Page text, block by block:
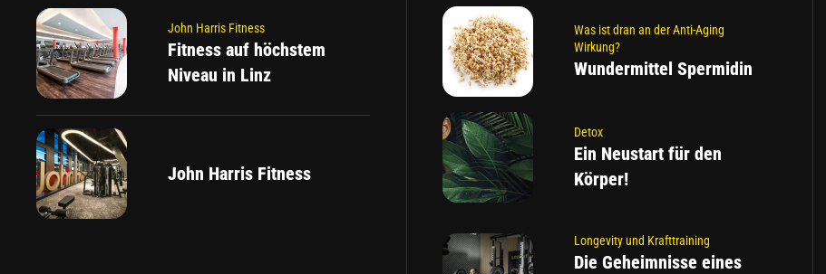
John Harris Fitness
Fitness auf höchstem
Niveau in Linz
John Harris Fitness
Was ist dran an der Anti-Aging
Wirkung?
Wundermittel Spermidin
Detox
Ein Neustart für den
Körper!
Longevity und Krafttraining
Die Geheimnisse eines